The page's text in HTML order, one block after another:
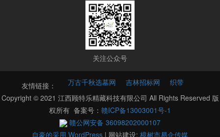
关注公众号
友情链接： 万古千秋选墓网 吉林招标网
织带
Copyright © 2021 江西顾特乐精藏科技有限公司 All Rights Reserved 版
权所有 备案号： 赣ICP备13003001号-1
赣公网安备 36098202000107
自豪的采用 WordPress | 网站建设: 樟树市易企传媒